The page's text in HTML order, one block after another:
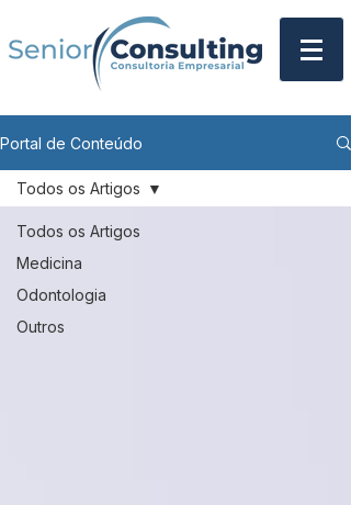
Portal de Conteúdo
Todos os Artigos
Medicina
Odontologia
Outros
Todos os Artigos